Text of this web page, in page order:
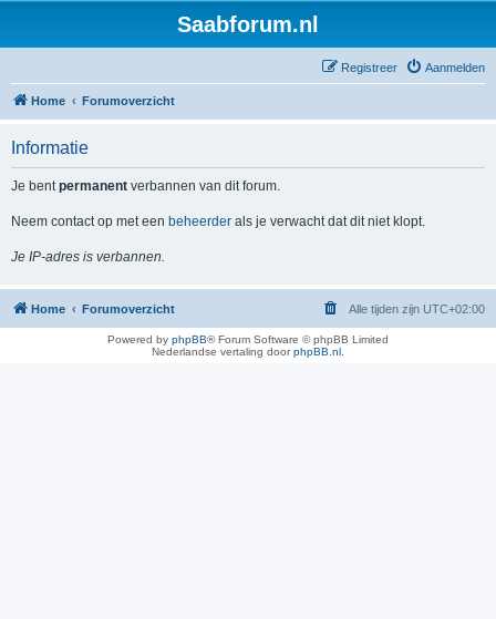
Saabforum.nl
Aanmelden
Registreer
Home Forumoverzicht
Informatie
Je bentpermanent verbannen van dit forum.
Neem contact op met een beheerder als je verwacht dat dit niet klopt.
Je IP-adres is verbannen.
Home Forumoverzicht Alle tijden zijn UTC+02:00
Powered by phpBB® Forum Software © phpBB Limited
Nederlandse vertaling doorphpBB.nl